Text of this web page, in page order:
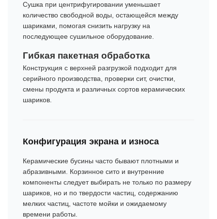
Сушка при центрифугировании уменьшает
количество свободной воды, остающейся между
шариками, помогая снизить нагрузку на
последующее сушильное оборудование.
Гибкая пакетная обработка
Конструкция с верхней разгрузкой подходит для
серийного производства, проверки сит, очистки,
смены продукта и различных сортов керамических
шариков.
Конфигурация экрана и износа
Керамические бусины часто бывают плотными и
абразивными. Корзинное сито и внутренние
компоненты следует выбирать не только по размеру
шариков, но и по твердости частиц, содержанию
мелких частиц, частоте мойки и ожидаемому
времени работы.